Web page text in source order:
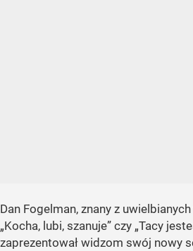
Dan Fogelman, znany z
„Kocha, lubi, szanuje” czy „Tacy
zaprezentował widzom swój nowy